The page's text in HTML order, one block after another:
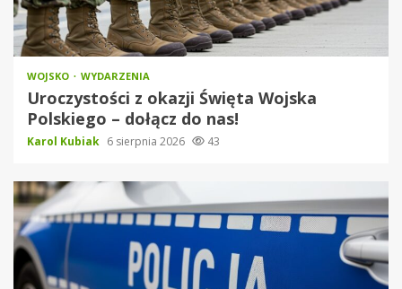
WOJSKO WYDARZENIA
Uroczystości z okazji Święta Wojska
Polskiego – dołącz do nas!
Karol Kubiak 6 sierpnia 2026 43